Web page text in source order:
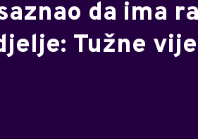
da ima
Tužne